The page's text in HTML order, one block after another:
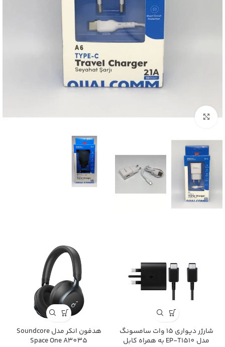
بزرگنمایی تصویر
شارژر دیواری 15 وات سامسونگ
مدل EP-T1510 به همراه کابل
هدفون انکر مدل Soundcore
Space One A3035